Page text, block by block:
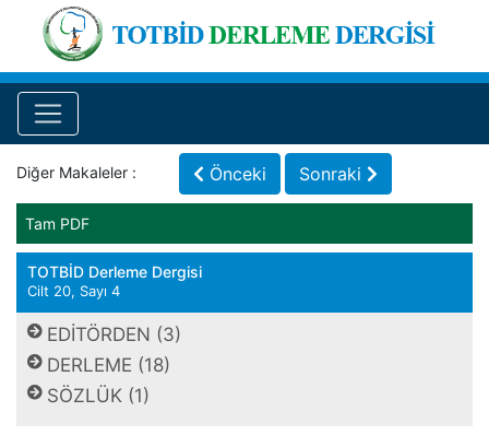
Diğer Makaleler : Önceki Sonraki
Tam PDF
TOTBİD Derleme Dergisi
Cilt 20, Sayı 4
EDİTÖRDEN (3)
DERLEME (18)
SÖZLÜK (1)